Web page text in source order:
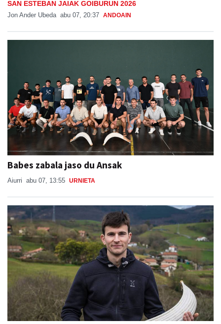
SAN ESTEBAN JAIAK GOIBURUN 2026
Jon Ander Ubeda abu 07, 20:37 ANDOAIN
Babes zabala jaso du Ansak
Aiurri abu 07, 13:55 URNIETA